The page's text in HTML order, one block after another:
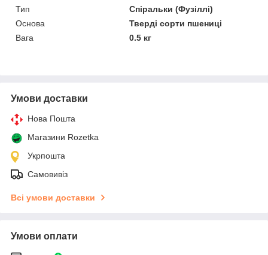
Тип
Спіральки (Фузіллі)
Основа
Тверді сорти пшениці
Вага
0.5 кг
Умови доставки
Нова Пошта
Магазини Rozetka
Укрпошта
Самовивіз
Всі умови доставки
Умови оплати